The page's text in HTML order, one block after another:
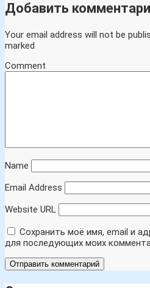
Добавить
Your email address will not be
marked
Comment
Name
Email Address
Website URL
Сохранить моё имя, email и
для последующих моих